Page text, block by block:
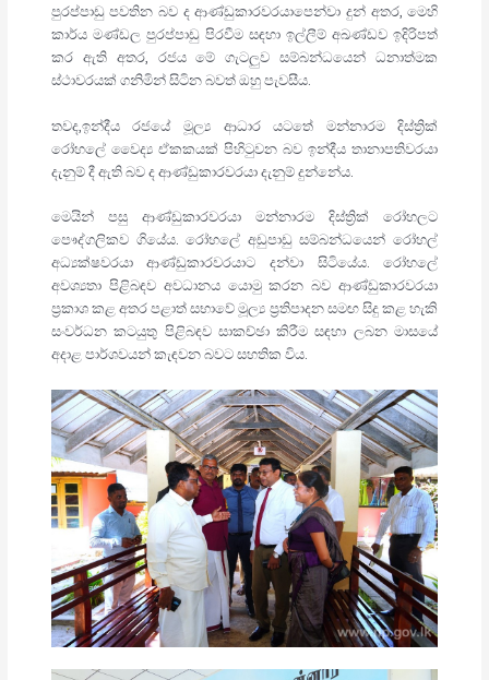
පුරප්පාඩු පවතින බව ද ආණ්ඩුකාරවරයාපෙන්වා දුන් අතර, මෙහි
කාර්ය මණ්ඩල පුරප්පාඩු පිරවීම සඳහා ඉල්ලීම් අඛණ්ඩව ඉදිරිපත්
කර ඇති අතර, රජය මේ ගැටලුව සම්බන්ධයෙන් ධනාත්මක
ස්ථාවරයක් ගනිමින් සිටින බවත් ඔහු පැවසීය.
තවද,ඉන්දීය රජයේ මූල්‍ය ආධාර යටතේ මන්නාරම දිස්ත්‍රික්
රෝහලේ වෛද්‍ය ඒකකයක් පිහිටුවන බව ඉන්දීය තානාපතිවරයා
දැනුම් දී ඇති බව ද ආණ්ඩුකාරවරයා දැනුම් දුන්නේය.
මෙයින් පසු ආණ්ඩුකාරවරයා මන්නාරම දිස්ත්‍රික් රෝහලට
පෞද්ගලිකව ගියේය. රෝහලේ අඩුපාඩු සම්බන්ධයෙන් රෝහල්
අධ්‍යක්ෂවරයා ආණ්ඩුකාරවරයාට දන්වා සිටියේය. රෝහලේ
අවශ්‍යතා පිළිබඳව අවධානය යොමු කරන බව ආණ්ඩුකාරවරයා
ප්‍රකාශ කළ අතර පළාත් සභාවේ මූල්‍ය ප්‍රතිපාදන සමඟ සිදු කළ හැකි
සංවර්ධන කටයුතු පිළිබඳව සාකච්ඡා කිරීම සඳහා ලබන මාසයේ
අදාළ පාර්ශවයන් කැඳවන බවට සහතික විය.